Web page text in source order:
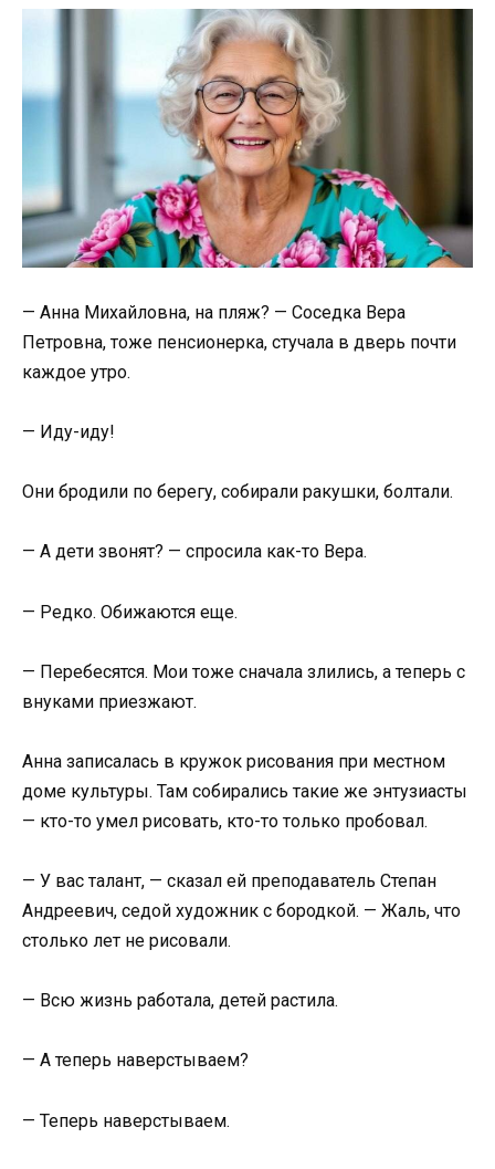
— Анна Михайловна, на пляж? — Соседка Вера
Петровна, тоже пенсионерка, стучала в дверь почти
каждое утро.
— Иду-иду!
Они бродили по берегу, собирали ракушки, болтали.
— А дети звонят? — спросила как-то Вера.
— Редко. Обижаются еще.
— Перебесятся. Мои тоже сначала злились, а теперь с
внуками приезжают.
Анна записалась в кружок рисования при местном
доме культуры. Там собирались такие же энтузиасты
— кто-то умел рисовать, кто-то только пробовал.
— У вас талант, — сказал ей преподаватель Степан
Андреевич, седой художник с бородкой. — Жаль, что
столько лет не рисовали.
— Всю жизнь работала, детей растила.
— А теперь наверстываем?
— Теперь наверстываем.